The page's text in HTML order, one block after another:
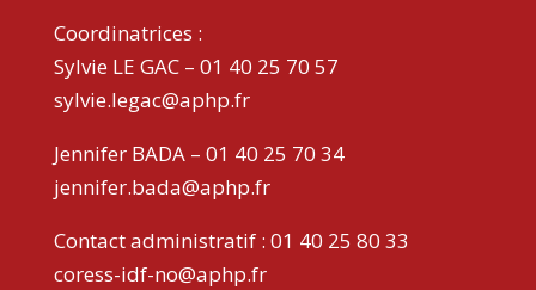
Coordinatrices :
Sylvie LE GAC – 01 40 25 70 57
sylvie.legac@aphp.fr
Jennifer BADA – 01 40 25 70 34
jennifer.bada@aphp.fr
Contact administratif : 01 40 25 80 33
coress-idf-no@aphp.fr